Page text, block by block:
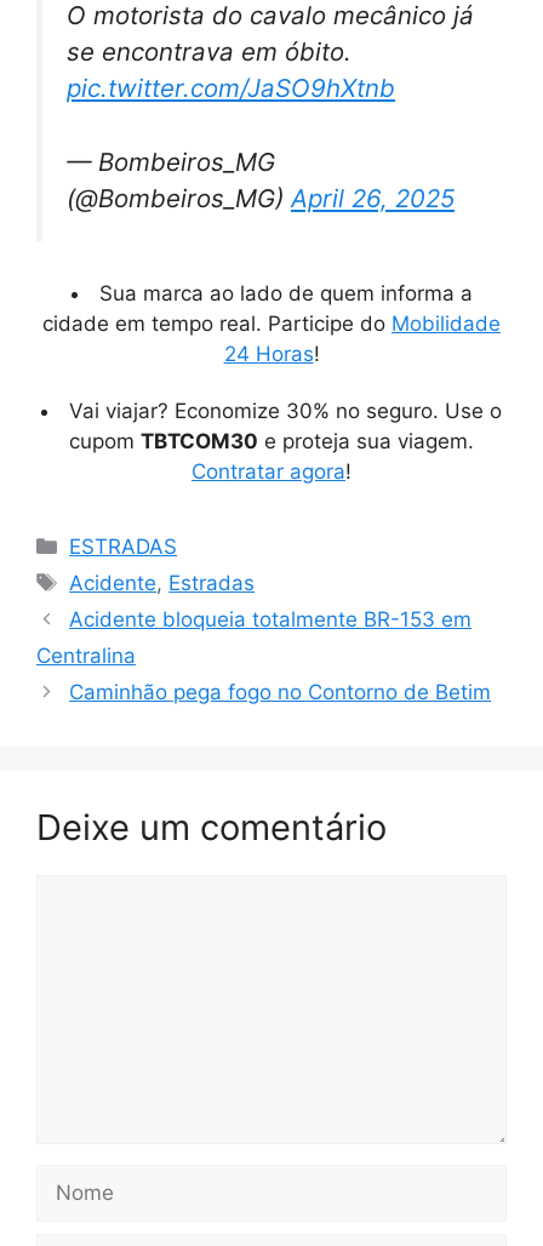
O motorista do cavalo mecânico já
se encontrava em óbito.
pic.twitter.com/JaSO9hXtnb
— Bombeiros_MG
(@Bombeiros_MG) April 26, 2025
Sua marca ao lado de quem informa a
cidade em tempo real. Participe do Mobilidade
24 Horas!
Vai viajar? Economize 30% no seguro. Use o
cupom TBTCOM30 e proteja sua viagem.
Contratar agora!
Categorias
ESTRADAS
Tags
Acidente, Estradas
Acidente bloqueia totalmente BR-153 em
Centralina
Caminhão pega fogo no Contorno de Betim
Deixe um comentário